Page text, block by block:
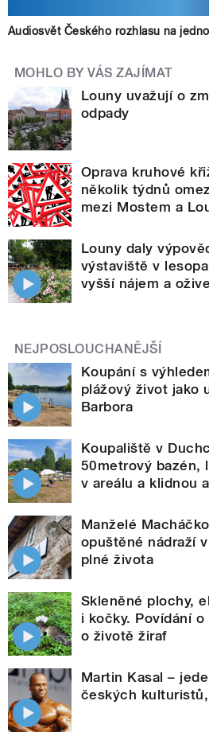
Audiosvět Českého rozhlasu na
MOHLO BY VÁS ZAJÍMAT
Louny uvažují o
odpady
Oprava kruhové
několik týdnů
mezi Mostem a
Louny daly
výstaviště v
vyšší nájem a
NEJPOSLOUCHANĚJŠÍ
Koupání s
plážový život jako
Barbora
Koupaliště v
50metrový bazén,
v areálu a klidnou
Manželé
opuštěné nádraží
plné života
Skleněné plochy,
i kočky. Povídání
o životě žiraf
Martin Kasal –
českých